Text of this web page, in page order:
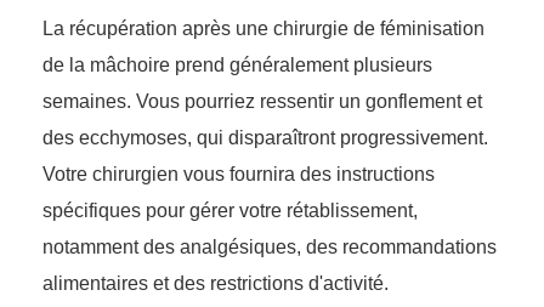
La récupération après une chirurgie de féminisation
de la mâchoire prend généralement plusieurs
semaines. Vous pourriez ressentir un gonflement et
des ecchymoses, qui disparaîtront progressivement.
Votre chirurgien vous fournira des instructions
spécifiques pour gérer votre rétablissement,
notamment des analgésiques, des recommandations
alimentaires et des restrictions d'activité.